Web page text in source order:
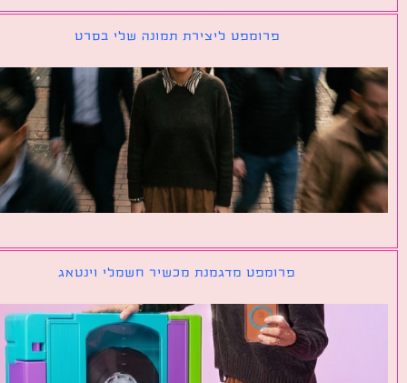
פרומפט ליצירת תמונה שלי בסרט
פרומפט מדגמנת מכשיר חשמלי וינטאג